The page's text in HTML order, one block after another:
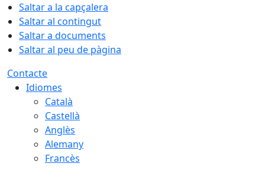
Saltar a la capçalera
Saltar al contingut
Saltar a documents
Saltar al peu de pàgina
Contacte
Idiomes
Català
Castellà
Anglès
Alemany
Francès